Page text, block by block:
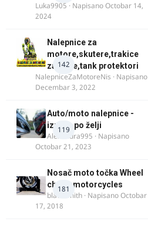
Luka9905 · NapisanoOctobar 14,
2024
142
Nalepnice za
motore,skutere,trakice
za felne,tank protektori
NalepniceZaMotoreNis · Napisano
Decembar 3, 2022
119
Auto/moto nalepnice -
izrada po želji
Alexandra995 · Napisano
Octobar 21, 2023
181
Nosač moto točka Wheel
chock motorcycles
blacksmith · NapisanoOctobar
17, 2018